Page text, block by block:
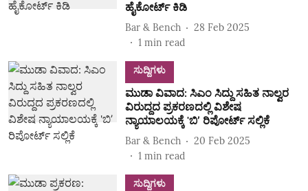
ಹೈಕೋರ್ಟ್‌ ಕಿಡಿ
Bar & Bench
28 Feb 2025
1 min read
ಸುದ್ದಿಗಳು
ಮುಡಾ ವಿವಾದ: ಸಿಎಂ ಸಿದ್ದು ಸಹಿತ ನಾಲ್ವರ
ವಿರುದ್ದದ ಪ್ರಕರಣದಲ್ಲಿ ವಿಶೇಷ
ನ್ಯಾಯಾಲಯಕ್ಕೆ 'ಬಿʼ ರಿಪೋರ್ಟ್‌ ಸಲ್ಲಿಕೆ
Bar & Bench
20 Feb 2025
1 min read
ಸುದ್ದಿಗಳು